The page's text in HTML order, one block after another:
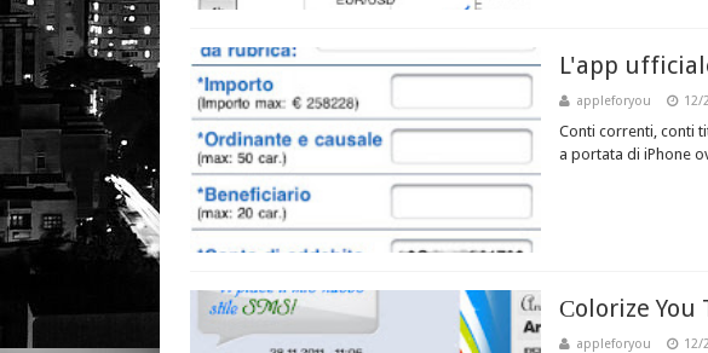
L'app
appleforyou 12/
Conti correnti, conti
a portata di iPhone
Сolorize You
appleforyou 12/